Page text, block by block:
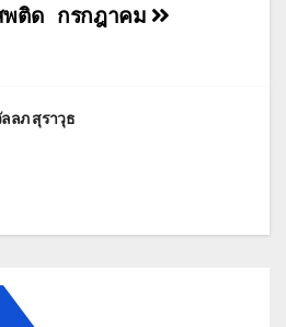
กรกฎาคม
พติด
ลภ สุราวุธ